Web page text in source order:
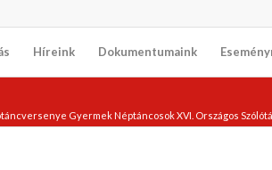
Híreink Dokumentumaink
Gyermek Néptáncosok XVI. Országos